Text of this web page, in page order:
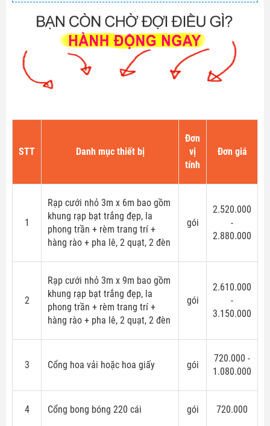
STT Danh mục thiết bị
Đơn
vị
tính
Đơn giá
1
Rạp cưới nhỏ 3m x 6m bao gồm
khung rạp bạt trắng đẹp, la
phong trần + rèm trang trí +
hàng rào + pha lê, 2 quạt, 2 đèn
gói
2.520.000
-
2.880.000
2
Rạp cưới nhỏ 3m x 9m bao gồm
khung rạp bạt trắng đẹp, la
phong trần + rèm trang trí +
hàng rào + pha lê, 2 quạt, 2 đèn
gói
2.610.000
-
3.150.000
3 Cổng hoa vải hoặc hoa giấy gói
720.000 -
1.080.000
4 Cổng bong bóng 220 cái gói 720.000